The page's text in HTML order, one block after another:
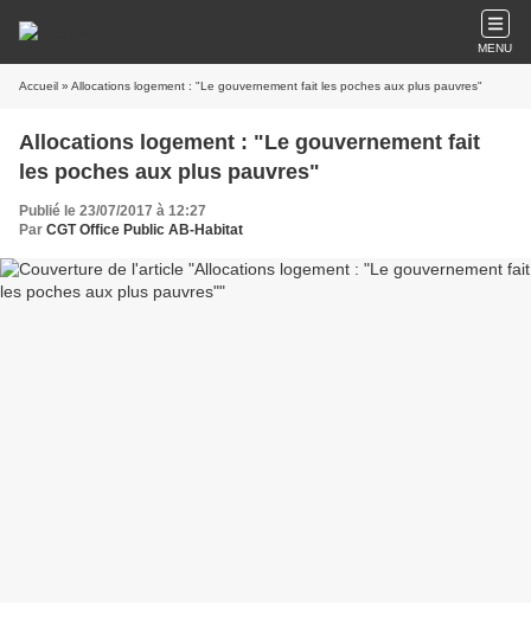
MENU
Accueil » Allocations logement : "Le gouvernement fait les poches aux plus pauvres"
Allocations logement : "Le gouvernement fait
les poches aux plus pauvres"
Publié le 23/07/2017 à 12:27
Par CGT Office Public AB-Habitat